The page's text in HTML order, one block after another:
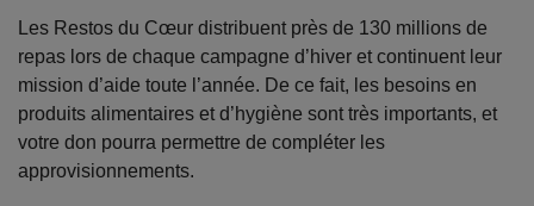
Les Restos du Cœur distribuent près de 130 millions de
repas lors de chaque campagne d’hiver et continuent leur
mission d’aide toute l’année. De ce fait, les besoins en
produits alimentaires et d’hygiène sont très importants, et
votre don pourra permettre de compléter les
approvisionnements.